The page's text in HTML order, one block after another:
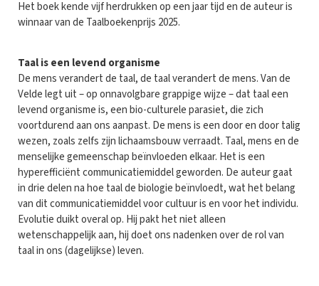
Het boek kende vijf herdrukken op een jaar tijd en de auteur is
winnaar van de Taalboekenprijs 2025.
Taal is een levend organisme
De mens verandert de taal, de taal verandert de mens. Van de
Velde legt uit – op onnavolgbare grappige wijze – dat taal een
levend organisme is, een bio-culturele parasiet, die zich
voortdurend aan ons aanpast. De mens is een door en door talig
wezen, zoals zelfs zijn lichaamsbouw verraadt. Taal, mens en de
menselijke gemeenschap beïnvloeden elkaar. Het is een
hyperefficiënt communicatiemiddel geworden. De auteur gaat
in drie delen na hoe taal de biologie beïnvloedt, wat het belang
van dit communicatiemiddel voor cultuur is en voor het individu.
Evolutie duikt overal op. Hij pakt het niet alleen
wetenschappelijk aan, hij doet ons nadenken over de rol van
taal in ons (dagelijkse) leven.